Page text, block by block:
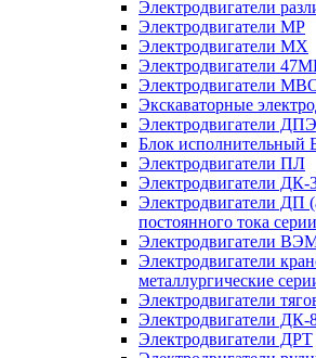
Электродвигатели
Электродвигатели МР
Электродвигатели MX
Электродвигатели
Электродвигатели
Экскаваторные
Электродвигатели
Блок исполнительный
Электродвигатели ПЛ
Электродвигатели ДК-
Электродвигатели ДП
постоянного тока
Электродвигатели
Электродвигатели
металлургические
Электродвигатели
Электродвигатели
Электродвигатели ДРТ